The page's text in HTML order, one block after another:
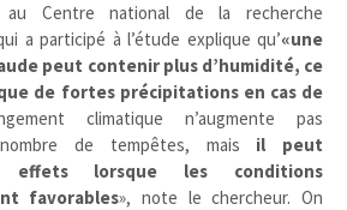
Centre national de la recherche
a participé à l’étude explique qu’«une
peut contenir plus d’humidité, ce
de fortes précipitations en cas de
climatique n’augmente pas
de tempêtes, mais il peut
effets lorsque les conditions
favorables», note le chercheur. On